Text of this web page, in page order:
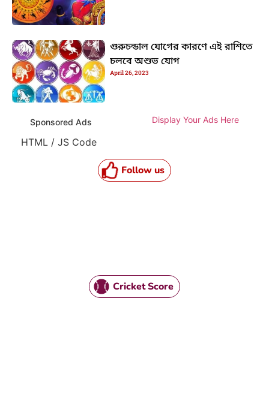
গুরুচন্ডাল যোগের কারণে এই রাশিতে
চলবে অশুভ যোগ
April 26, 2023
Sponsored Ads Display Your Ads Here
HTML / JS Code
Follow us
Cricket Score